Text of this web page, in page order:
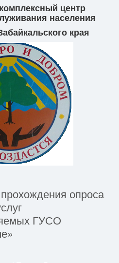
центр
населения
края
опроса
ГУСО